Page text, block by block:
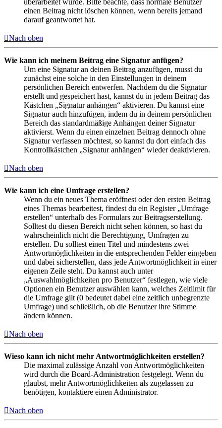
überarbeitet wurde. Bitte beachte, dass normale Benutzer
einen Beitrag nicht löschen können, wenn bereits jemand
darauf geantwortet hat.
Nach oben
Wie kann ich meinem Beitrag eine Signatur anfügen?
Um eine Signatur an deinen Beitrag anzufügen, musst du
zunächst eine solche in den Einstellungen in deinem
persönlichen Bereich entwerfen. Nachdem du die Signatur
erstellt und gespeichert hast, kannst du in jedem Beitrag das
Kästchen „Signatur anhängen“ aktivieren. Du kannst eine
Signatur auch hinzufügen, indem du in deinem persönlichen
Bereich das standardmäßige Anhängen deiner Signatur
aktivierst. Wenn du einen einzelnen Beitrag dennoch ohne
Signatur verfassen möchtest, so kannst du dort einfach das
Kontrollkästchen „Signatur anhängen“ wieder deaktivieren.
Nach oben
Wie kann ich eine Umfrage erstellen?
Wenn du ein neues Thema eröffnest oder den ersten Beitrag
eines Themas bearbeitest, findest du ein Register „Umfrage
erstellen“ unterhalb des Formulars zur Beitragserstellung.
Solltest du diesen Bereich nicht sehen können, so hast du
wahrscheinlich nicht die Berechtigung, Umfragen zu
erstellen. Du solltest einen Titel und mindestens zwei
Antwortmöglichkeiten in die entsprechenden Felder eingeben
und dabei sicherstellen, dass jede Antwortmöglichkeit in einer
eigenen Zeile steht. Du kannst auch unter
„Auswahlmöglichkeiten pro Benutzer“ festlegen, wie viele
Optionen ein Benutzer auswählen kann, welches Zeitlimit für
die Umfrage gilt (0 bedeutet dabei eine zeitlich unbegrenzte
Umfrage) und schließlich, ob die Benutzer ihre Stimme
ändern können.
Nach oben
Wieso kann ich nicht mehr Antwortmöglichkeiten erstellen?
Die maximal zulässige Anzahl von Antwortmöglichkeiten
wird durch die Board-Administration festgelegt. Wenn du
glaubst, mehr Antwortmöglichkeiten als zugelassen zu
benötigen, kontaktiere einen Administrator.
Nach oben